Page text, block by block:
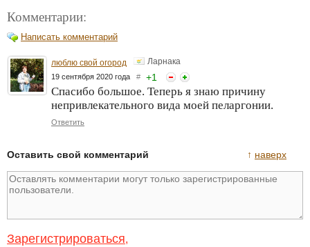
Комментарии:
Написать комментарий
люблю свой огород Ларнака
19 сентября 2020 года # +1
Спасибо большое. Теперь я знаю причину
непривлекательного вида моей пеларгонии.
Ответить
↑ наверх
Оставить свой комментарий
Зарегистрироваться,